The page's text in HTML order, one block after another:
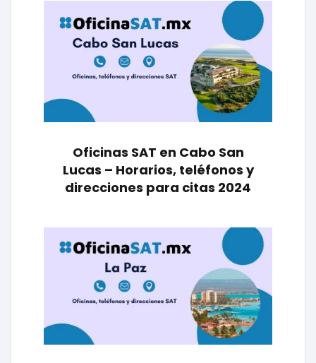
Oficinas SAT en Cabo San
Lucas – Horarios, teléfonos y
direcciones para citas 2024